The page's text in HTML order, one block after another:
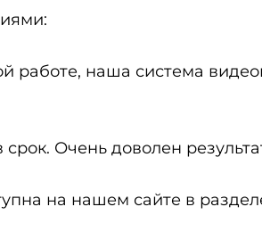
работе, наша система
Очень доволен
на нашем сайте в